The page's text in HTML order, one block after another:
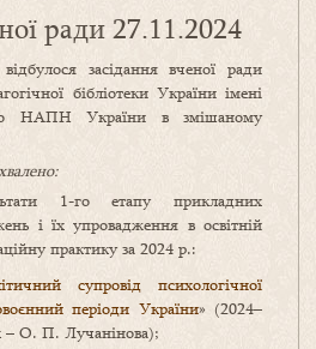
ради 27.11.2024
відбулося засідання вченої ради
бібліотеки України імені
НАПН України в змішаному
1-го етапу прикладних
і їх упровадження в освітній
практику за 2024 р.:
супровід психологічної
періоди України» (2024–
– О. П. Лучанінова);